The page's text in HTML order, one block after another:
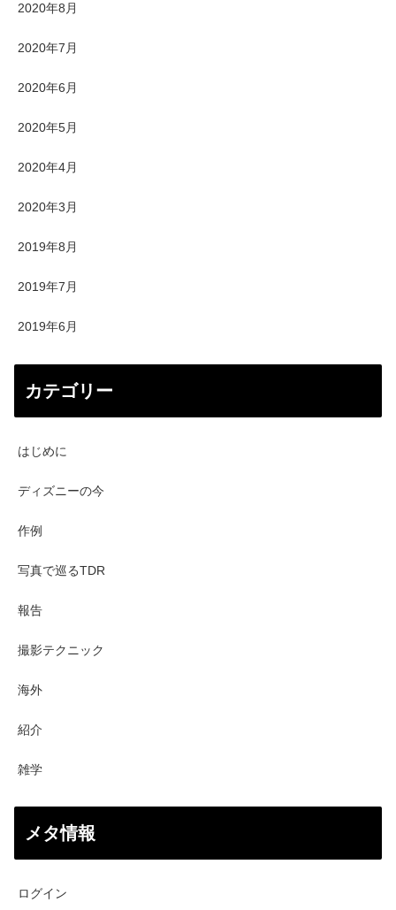
2020年8月
2020年7月
2020年6月
2020年5月
2020年4月
2020年3月
2019年8月
2019年7月
2019年6月
カテゴリー
はじめに
ディズニーの今
作例
写真で巡るTDR
報告
撮影テクニック
海外
紹介
雑学
メタ情報
ログイン